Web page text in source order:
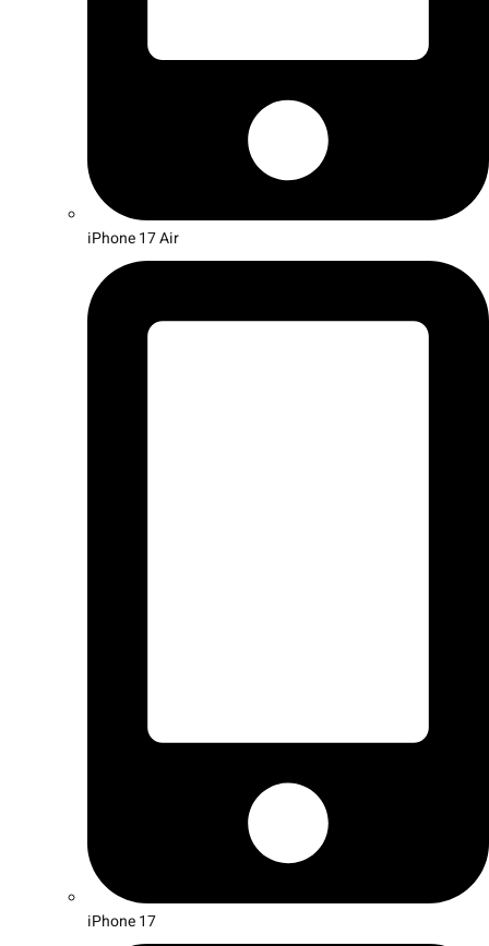
iPhone 17 Air
iPhone 17